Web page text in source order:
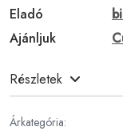
Eladó
Ajánljuk
Részletek
Árkategória: